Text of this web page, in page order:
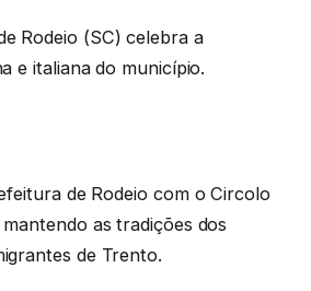
Rodeio (SC) celebra a
e italiana do município.
de Rodeio com o Circolo
as tradições dos
de Trento.